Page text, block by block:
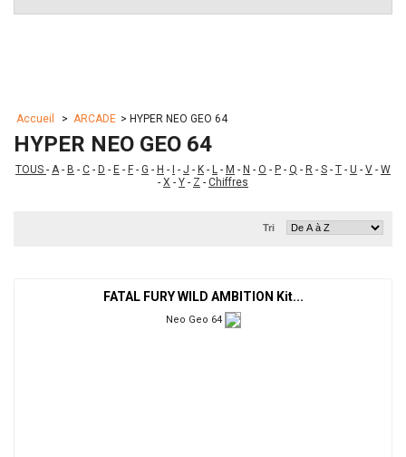
Accueil > ARCADE > HYPER NEO GEO 64
HYPER NEO GEO 64
TOUS - A- B - C - D - E - F - G - H - - J - K - L - M - N - O - P - Q - R - S - T - U - V - W
- X - Y - Z - Chiffres
Tri
FATAL FURY WILD AMBITION Kit...
Neo Geo 64